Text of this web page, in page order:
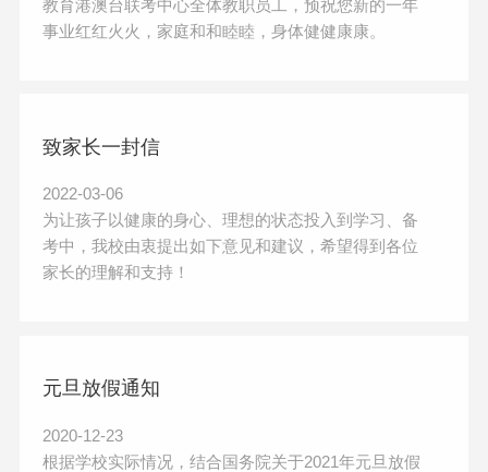
教育港澳台联考中心全体教职员工，预祝您新的一年
事业红红火火，家庭和和睦睦，身体健健康康。
致家长一封信
2022-03-06
为让孩子以健康的身心、理想的状态投入到学习、备
考中，我校由衷提出如下意见和建议，希望得到各位
家长的理解和支持！
元旦放假通知
2020-12-23
根据学校实际情况，结合国务院关于2021年元旦放假